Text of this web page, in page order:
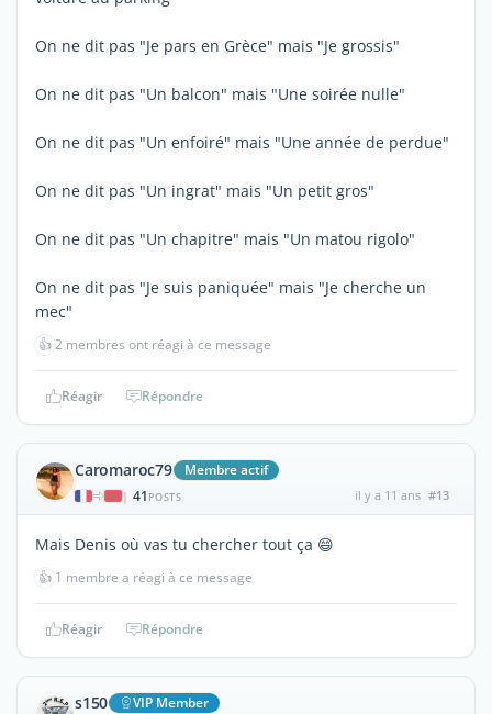
On ne dit pas "Je pars en Grèce" mais "Je grossis"
On ne dit pas "Un balcon" mais "Une soirée nulle"
On ne dit pas "Un enfoiré" mais "Une année de perdue"
On ne dit pas "Un ingrat" mais "Un petit gros"
On ne dit pas "Un chapitre" mais "Un matou rigolo"
On ne dit pas "Je suis paniquée" mais "Je cherche un
mec"
👍2 membres ont réagi à ce message
Réagir Répondre
Caromaroc79 Membre actif
| 41 POSTS il y a 11 ans #13
Mais Denis où vas tu chercher tout ça 😄
👍 1 membre a réagi à ce message
Réagir Répondre
s150 VIP Member